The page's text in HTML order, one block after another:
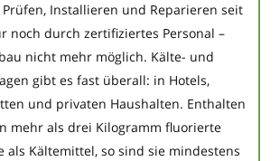
Installieren und Reparieren seit
noch durch zertifiziertes Personal –
nicht mehr möglich. Kälte- und
gibt es fast überall: in Hotels,
und privaten Haushalten. Enthalten
mehr als drei Kilogramm fluorierte
als Kältemittel, so sind sie mindestens